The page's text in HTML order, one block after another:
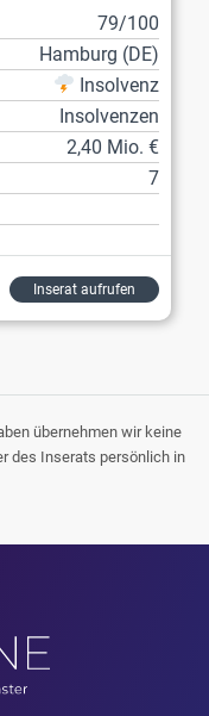
79/100
Hamburg (DE)
Insolvenz
Insolvenzen
2,40 Mio. €
7
Inserat aufrufen
übernehmen wir keine
des Inserats persönlich in